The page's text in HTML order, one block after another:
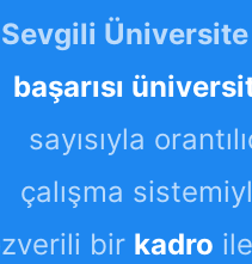
Sevgili Üniversite
başarısı
sayısıyla
çalışma
bir kadro